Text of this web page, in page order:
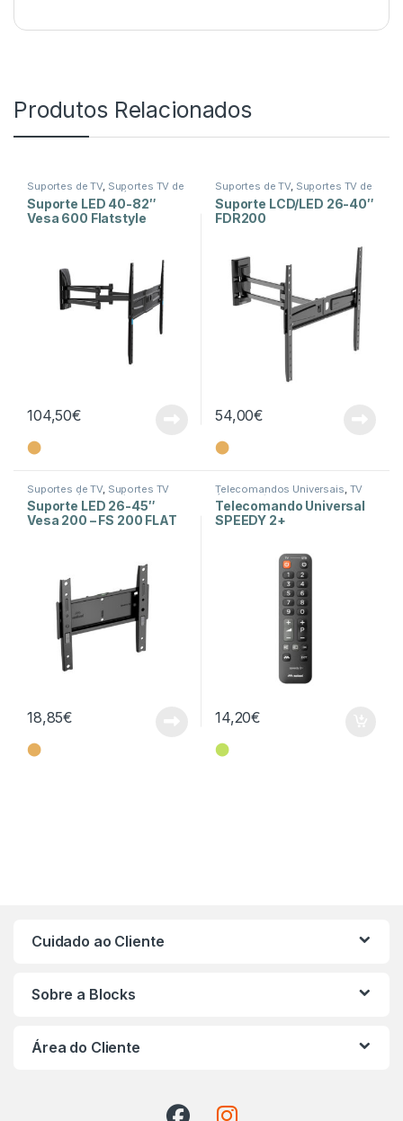
Produtos Relacionados
Suportes de TV, Suportes TV de
Dupla Rotação, TV Áudio e
Vídeo
Suporte LED 40-82″
Vesa 600 Flatstyle
104,50€
⬤
Suportes de TV, Suportes TV de
Dupla Rotação, TV Áudio e
Vídeo
Suporte LCD/LED 26-40″
FDR200
54,00€
⬤
Suportes de TV, Suportes TV
Fixos TV Áudio e Vídeo
Suporte LED 26-45″
Vesa 200 – FS 200 FLAT
18,85€
⬤
Telecomandos Universais TV
Áudio e Vídeo
Telecomando Universal
SPEEDY 2+
14,20€
⬤
Cuidado ao Cliente
Sobre a Blocks
Área do Cliente